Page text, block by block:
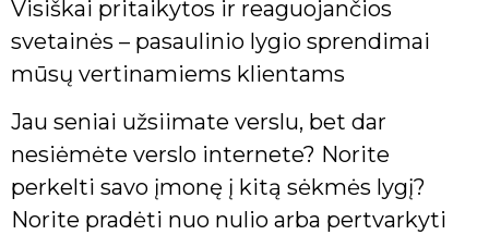
Visiškai pritaikytos ir reaguojančios
svetainės – pasaulinio lygio sprendimai
mūsų vertinamiems klientams
Jau seniai užsiimate verslu, bet dar
nesiėmėte verslo internete? Norite
perkelti savo įmonę į kitą sėkmės lygį?
Norite pradėti nuo nulio arba pertvarkyti